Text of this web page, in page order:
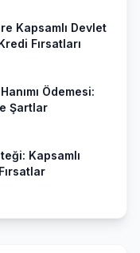
Kapsamlı Devlet
Fırsatları
Ödemesi:
Şartlar
Kapsamlı